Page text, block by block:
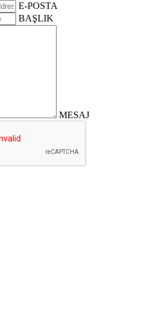
E-POSTA
BAŞLIK
MESAJ